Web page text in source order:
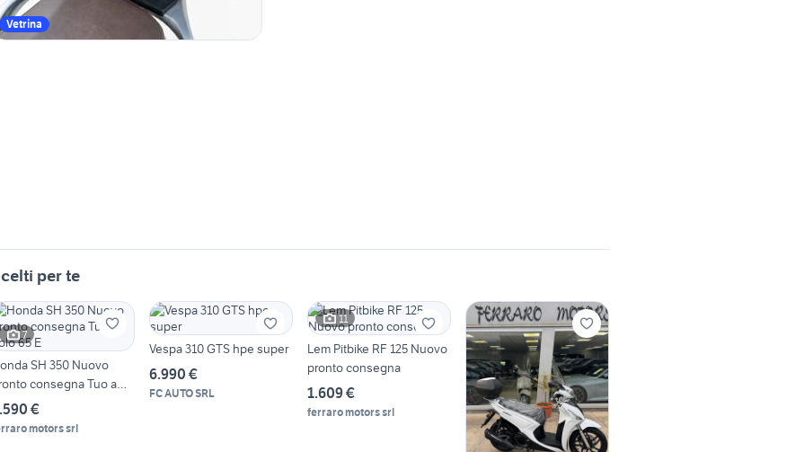
Vetrina
per te
7
SH 350 Nuovo
consegna Tuo a
65 E
€
motors srl
Vespa 310 GTS hpe super
6.990 €
FC AUTO SRL
11
Lem Pitbike RF 125 Nuovo
pronto consegna
1.609 €
ferraro motors srl